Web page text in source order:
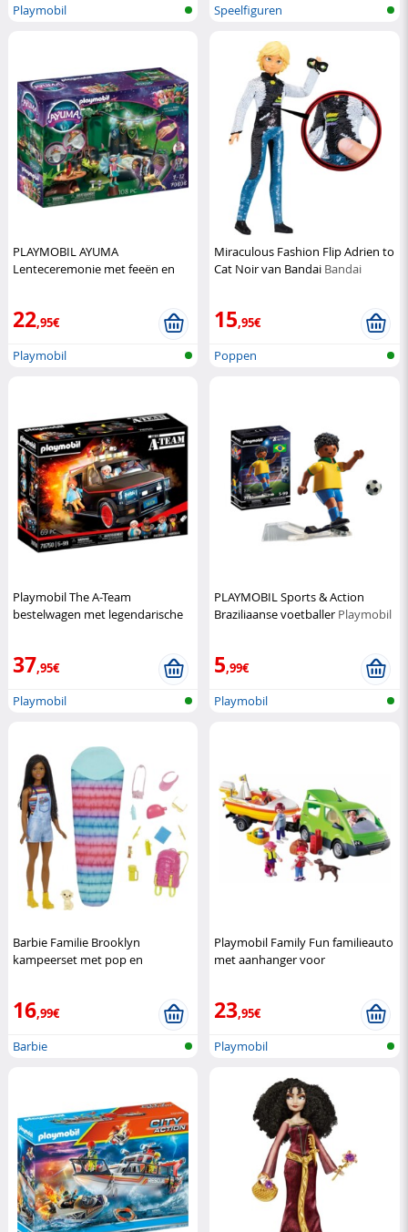
Playmobil
Speelfiguren
PLAYMOBIL AYUMA
Lenteceremonie met feeën en
22,95€
Playmobil
Miraculous Fashion Flip Adrien to
Cat Noir van Bandai Bandai
15,95€
Poppen
Playmobil The A-Team
bestelwagen met legendarische
37,95€
Playmobil
PLAYMOBIL Sports & Action
Braziliaanse voetballer Playmobil
5,99€
Playmobil
Barbie Familie Brooklyn
kampeerset met pop en
16,99€
Barbie
Playmobil Family Fun familieauto
met aanhanger voor
23,95€
Playmobil